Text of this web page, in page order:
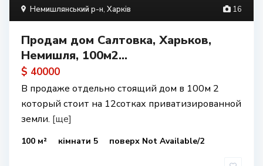
16
Немишлянський р-н, Харків
Продам дом Салтовка, Харьков,
Немишля, 100м2...
$ 40000
В продаже отдельно стоящий дом в 100м 2
который стоит на 12сотках приватизированной
земли. [ще]
100 м² кімнати 5 поверх Not Available/2